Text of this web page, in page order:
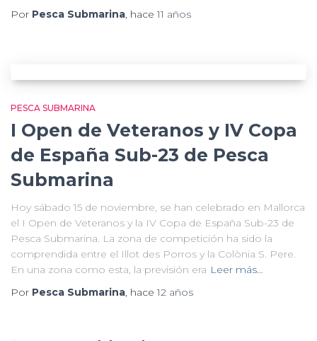
Por Pesca Submarina, hace11 años
PESCA SUBMARINA
I Open de Veteranos y IV Copa
de España Sub-23 de Pesca
Submarina
Hoy sábado 15 de noviembre, se han celebrado en Mallorca
el I Open de Veteranos y la IV Copa de España Sub-23 de
Pesca Submarina. La zona de competición ha sido la
comprendida entre el Illot des Porros y la Colònia S. Pere.
En una zona como esta, la previsión era Leer más…
Por Pesca Submarina, hace12 años